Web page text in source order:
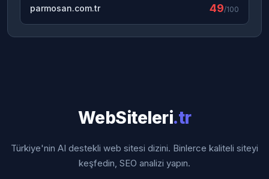
parmosan.com.tr 49/100
WebSiteleri.tr
Türkiye'nin AI destekli web sitesi dizini. Binlerce kaliteli siteyi
keşfedin, SEO analizi yapın.